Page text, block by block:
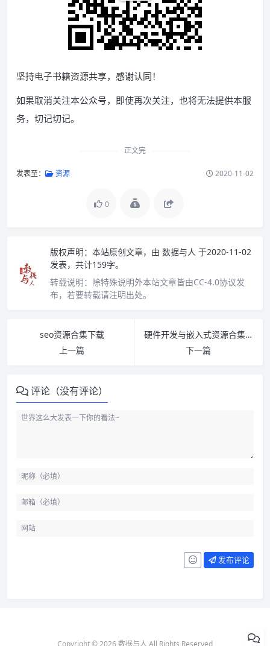
坚持电子书籍资源共享，感谢认同！
如果取消关注本公众号，即使再次关注，也将无法提供本服
务，切记切记。
正文完
发表至： 资源 2020-11-02
0
版权声明： 本站原创文章，由 数据与人 于2020-11-02
发表，共计159字。
转载说明： 除特殊说明外本站文章皆由CC-4.0协议发
布，若要转载请注明出处。
seo资源合集下载
上一篇
硬件开发与嵌入式资源合集下载
下一篇
评论（没有评论）
发布评论